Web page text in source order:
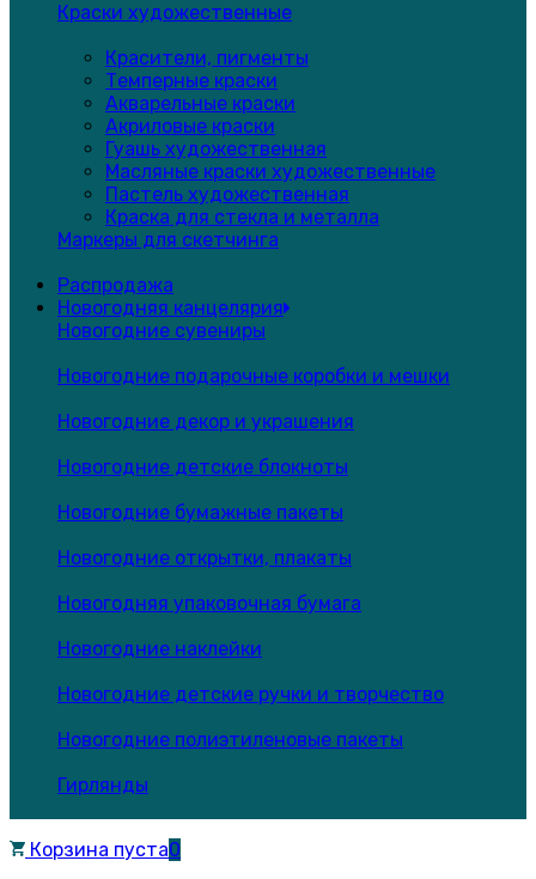
Краски художественные
Красители, пигменты
Темперные краски
Акварельные краски
Акриловые краски
Гуашь художественная
Масляные краски художественные
Пастель художественная
Краска для стекла и металла
Маркеры для скетчинга
Распродажа
Новогодняя канцелярия
Новогодние сувениры
Новогодние подарочные коробки и мешки
Новогодние декор и украшения
Новогодние детские блокноты
Новогодние бумажные пакеты
Новогодние открытки, плакаты
Новогодняя упаковочная бумага
Новогодние наклейки
Новогодние детские ручки и творчество
Новогодние полиэтиленовые пакеты
Гирлянды
Корзина пуста0